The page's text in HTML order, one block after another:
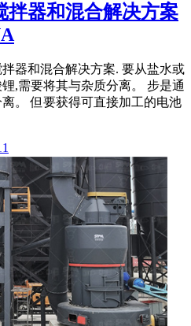
拌器和混合解决方案
器和混合解决方案. 要从盐水或
,需要将其与杂质分离。 步是通
。 但要获得可直接加工的电池